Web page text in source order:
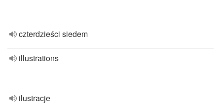
czterdzieści siedem
illustrations
ilustracje